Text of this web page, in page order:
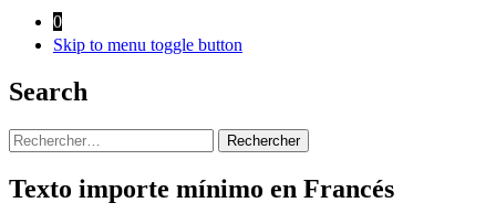
0
Skip to menu toggle button
Search
Rechercher :
Texto importe mínimo en Francés